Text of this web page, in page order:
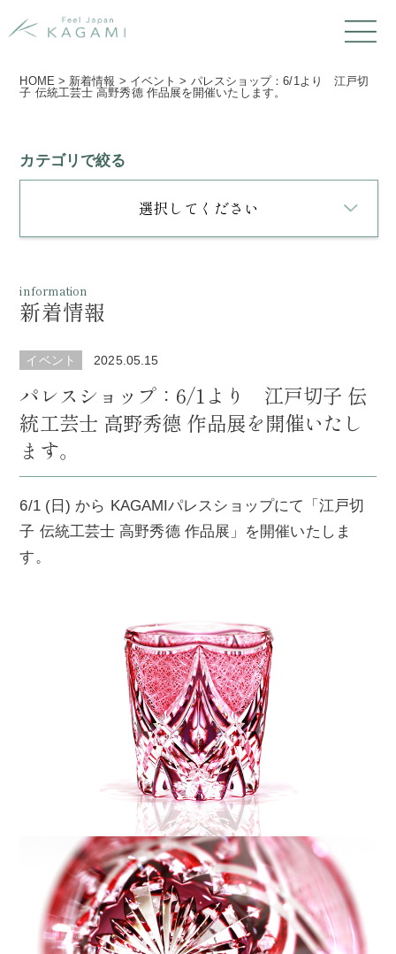
HOME > 新着情報 > イベント > パレスショップ：6/1より 江戸切
子 伝統工芸士 高野秀德 作品展を開催いたします。
カテゴリで絞る
選択してください
information
新着情報
イベント 2025.05.15
パレスショップ：6/1より 江戸切子 伝
統工芸士 高野秀德 作品展を開催いたし
ます。
6/1 (日) から KAGAMIパレスショップにて「江戸切
子 伝統工芸士 高野秀德 作品展」を開催いたしま
す。